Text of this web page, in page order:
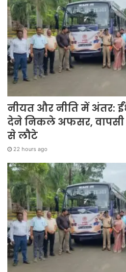
नीयत और नीति में अंतर:
देने निकले अफसर, वापसी
से लौटे
22 hours ago